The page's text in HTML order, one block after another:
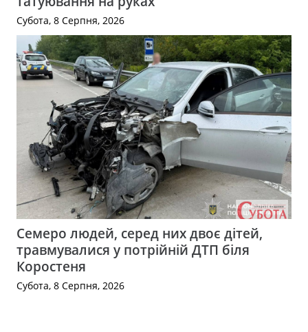
Субота, 8 Серпня, 2026
Семеро людей, серед них двоє дітей,
травмувалися у потрійній ДТП біля
Коростеня
Субота, 8 Серпня, 2026